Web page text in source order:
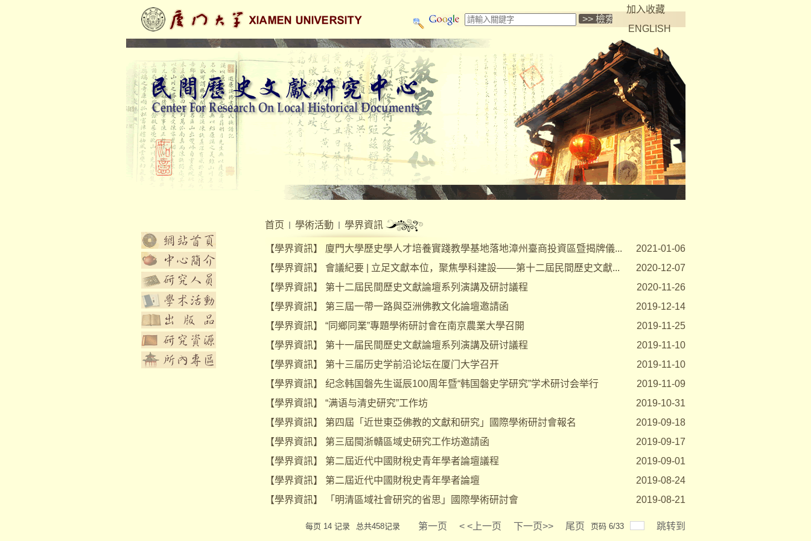
加入收藏
ENGLISH
首页 學術活動 學界資訊
【學界資訊】 廈門大學歷史學人才培養實踐教學基地落地漳州臺商投資區暨揭牌儀...
2021-01-06
【學界資訊】 會議紀要 | 立足文獻本位，聚焦學科建設——第十二屆民間歷史文獻...
2020-12-07
【學界資訊】 第十二屆民間歷史文獻論壇系列演講及研討議程
2020-11-26
【學界資訊】 第三屆一帶一路與亞洲佛教文化論壇邀請函
2019-12-14
【學界資訊】 “同鄉同業”專題學術研討會在南京農業大學召開
2019-11-25
【學界資訊】 第十一届民間歷史文獻論壇系列演講及研讨議程
2019-11-10
【學界資訊】 第十三届历史学前沿论坛在厦门大学召开
2019-11-10
【學界資訊】 纪念韩国磐先生诞辰100周年暨“韩国磐史学研究”学术研讨会举行
2019-11-09
【學界資訊】 “满语与清史研究”工作坊
2019-10-31
【學界資訊】 第四屆「近世東亞佛教的文獻和研究」國際學術研討會報名
2019-09-18
【學界資訊】 第三屆閩浙贛區域史研究工作坊邀請函
2019-09-17
【學界資訊】 第二屆近代中國財稅史青年學者論壇議程
2019-09-01
【學界資訊】 第二屆近代中國財稅史青年學者論壇
2019-08-24
【學界資訊】 「明清區域社會研究的省思」國際學術研討會 2019-08-21
每页 14 记录 总共458记录 第一页 < <上一页 下一页>> 尾页 页码 6/33 跳转到